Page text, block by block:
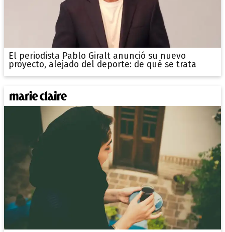
El periodista Pablo Giralt anunció su nuevo
proyecto, alejado del deporte: de qué se trata